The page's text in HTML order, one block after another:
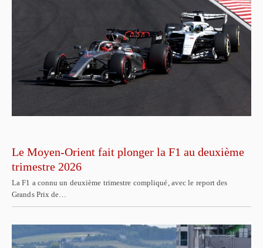
Le Moyen-Orient fait plonger la F1 au deuxième
trimestre 2026
La F1 a connu un deuxième trimestre compliqué, avec le report des
Grands Prix de…